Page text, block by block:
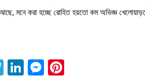
মনে করা হচ্ছে রোহিত হয়তো কম অভিজ্ঞ
Telegram
LinkedIn
Messenger